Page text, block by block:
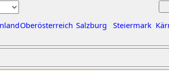
Oberösterreich Salzburg Steiermark